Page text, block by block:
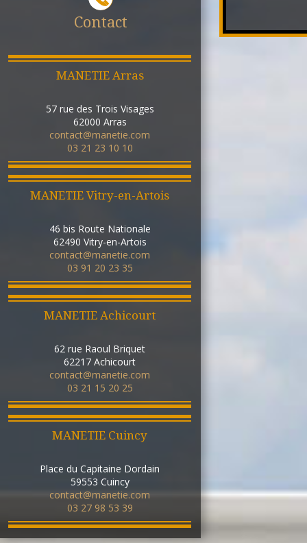
Contact
MANETIE Arras
57 rue des Trois Visages
62000 Arras
contact@manetie.com
03 21 23 10 10
MANETIE Vitry-en-Artois
46 bis Route Nationale
62490 Vitry-en-Artois
contact@manetie.com
03 91 20 23 35
MANETIE Achicourt
62 rue Raoul Briquet
62217 Achicourt
contact@manetie.com
03 21 15 20 25
MANETIE Cuincy
Place du Capitaine Dordain
59553 Cuincy
contact@manetie.com
03 27 98 53 39